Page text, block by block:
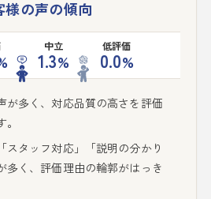
様の声の傾向
中立
1.3%
低評価
0.0%
が多く、対応品質の高さを評価
スタッフ対応」「説明の分かり
多く、評価理由の輪郭がはっき